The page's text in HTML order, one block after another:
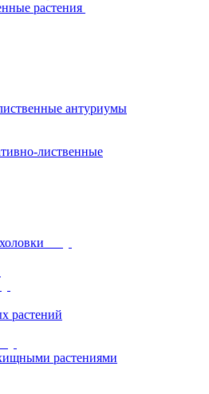
растения
антуриумы
лиственные
растений
растениями